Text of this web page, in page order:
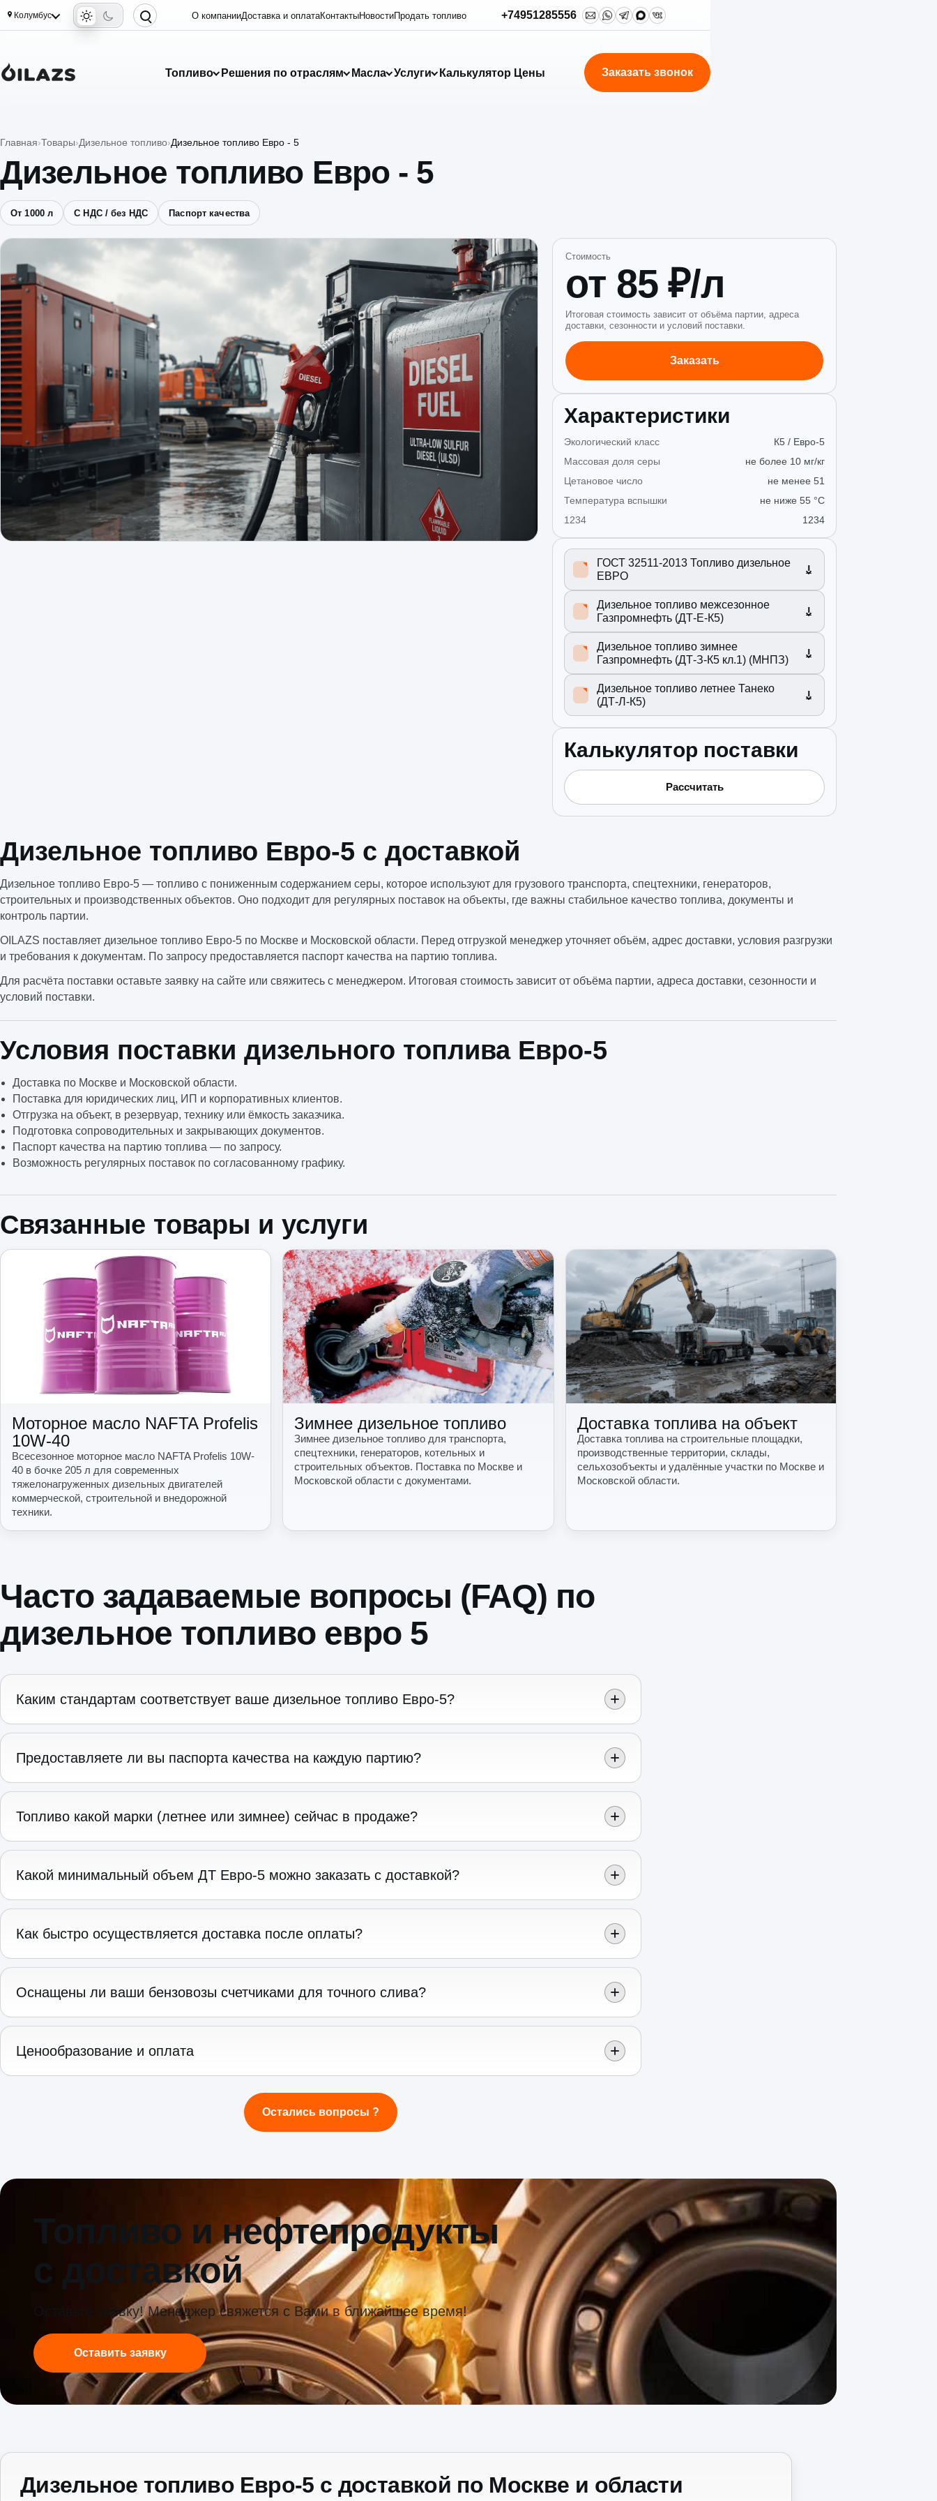
Колумбус О компанииДоставка и оплатаКонтактыНовостиПродать топливо +74951285556
Топливо Решения по отраслям Масла Услуги Калькулятор Цены Заказать звонок
Главная Товары Дизельное топливо Дизельное топливо Евро - 5
Дизельное топливо Евро - 5
От 1000 л С НДС / без НДС Паспорт качества
Стоимость
от 85 ₽/л
Итоговая стоимость зависит от объёма партии, адреса
доставки, сезонности и условий поставки.
Заказать
Характеристики
Экологический класс
К5 / Евро-5
Массовая доля серы
не более 10 мг/кг
Цетановое число
не менее 51
Температура вспышки
не ниже 55 °C
1234
1234
ГОСТ 32511-2013 Топливо дизельное
ЕВРО
Дизельное топливо межсезонное
Газпромнефть (ДТ-Е-К5)
Дизельное топливо зимнее
Газпромнефть (ДТ-З-К5 кл.1) (МНПЗ)
Дизельное топливо летнее Танеко
(ДТ-Л-К5)
Калькулятор поставки
Рассчитать
Дизельное топливо Евро-5 с доставкой
Дизельное топливо Евро-5 — топливо с пониженным содержанием серы, которое используют для грузового транспорта, спецтехники, генераторов,
строительных и производственных объектов. Оно подходит для регулярных поставок на объекты, где важны стабильное качество топлива, документы и
контроль партии.
OILAZS поставляет дизельное топливо Евро-5 по Москве и Московской области. Перед отгрузкой менеджер уточняет объём, адрес доставки, условия разгрузки
и требования к документам. По запросу предоставляется паспорт качества на партию топлива.
Для расчёта поставки оставьте заявку на сайте или свяжитесь с менеджером. Итоговая стоимость зависит от объёма партии, адреса доставки, сезонности и
условий поставки.
Условия поставки дизельного топлива Евро-5
Доставка по Москве и Московской области.
Поставка для юридических лиц, ИП и корпоративных клиентов.
Отгрузка на объект, в резервуар, технику или ёмкость заказчика.
Подготовка сопроводительных и закрывающих документов.
Паспорт качества на партию топлива — по запросу.
Возможность регулярных поставок по согласованному графику.
Связанные товары и услуги
Моторное масло NAFTA Profelis
10W-40
Всесезонное моторное масло NAFTA Profelis 10W-
40 в бочке 205 л для современных
тяжелонагруженных дизельных двигателей
коммерческой, строительной и внедорожной
техники.
Зимнее дизельное топливо
Зимнее дизельное топливо для транспорта,
спецтехники, генераторов, котельных и
строительных объектов. Поставка по Москве и
Московской области с документами.
Доставка топлива на объект
Доставка топлива на строительные площадки,
производственные территории, склады,
сельхозобъекты и удалённые участки по Москве и
Московской области.
Часто задаваемые вопросы (FAQ) по
дизельное топливо евро 5
Каким стандартам соответствует ваше дизельное топливо Евро-5?
Предоставляете ли вы паспорта качества на каждую партию?
Топливо какой марки (летнее или зимнее) сейчас в продаже?
Какой минимальный объем ДТ Евро-5 можно заказать с доставкой?
Как быстро осуществляется доставка после оплаты?
Оснащены ли ваши бензовозы счетчиками для точного слива?
Ценообразование и оплата
Остались вопросы ?
Топливо и нефтепродукты
с доставкой
Оставьте заявку! Менеджер свяжется с Вами в ближайшее время!
Оставить заявку
Дизельное топливо Евро-5 с доставкой по Москве и области